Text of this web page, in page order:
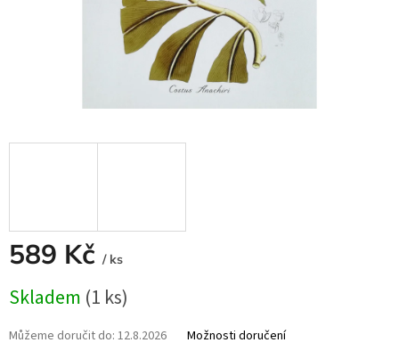
589 Kč / ks
cena:
Skladem (1 ks)
Můžeme doručit do: 12.8.2026 Možnosti doručení